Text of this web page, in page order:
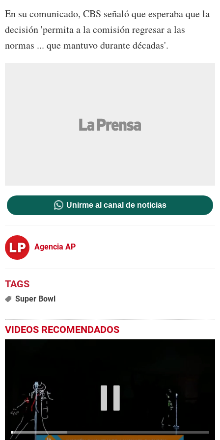
En su comunicado, CBS señaló que esperaba que la
decisión 'permita a la comisión regresar a las
normas ... que mantuvo durante décadas'.
Unirme al canal de noticias
Agencia AP
Super Bowl
VIDEOS RECOMENDADOS